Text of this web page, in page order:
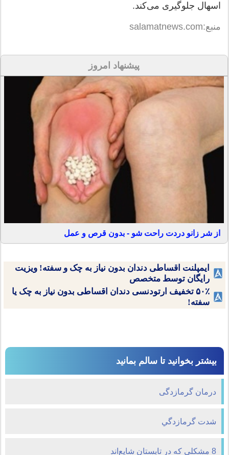
اسهال جلوگیری می‌کند.
منبع:salamatnews.com
پیشنهاد امروز
از شر زانو دردت راحت شو - بدون قرص و عمل
ایمپلنت اقساطی دندان بدون نیاز به چک و سفته! ویزیت
رایگان توسط متخصص
۵۰٪ تخفیف ارتودنسی دندان اقساطی بدون نیاز به چک یا
سفته!
بیشتر بخوانید تا سالم بمانید
درمان گرمازدگی
شدت گرمازدگي
8 مشکلی که در تابستان شایع‌اند